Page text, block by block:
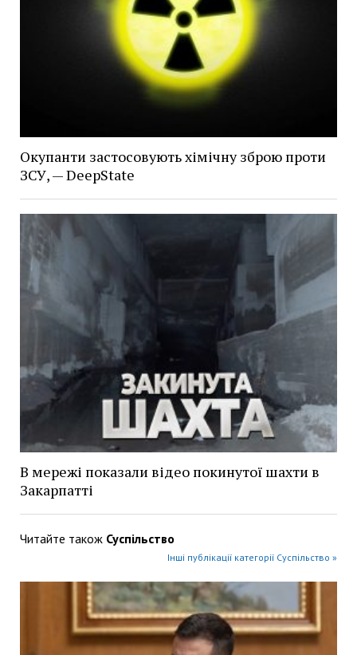
Окупанти застосовують хімічну зброю проти
ЗСУ, — DeepState
В мережі показали відео покинутої шахти в
Закарпатті
Читайте також Суспільство
Інші публікації категорії Суспільство »